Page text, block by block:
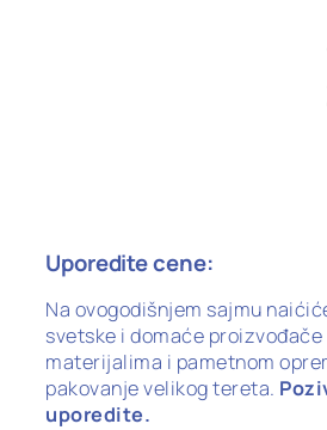
Uporedite cene:
Na ovogodišnjem sajmu
svetske i domaće
materijalima i pametnom
pakovanje velikog tereta.
uporedite.